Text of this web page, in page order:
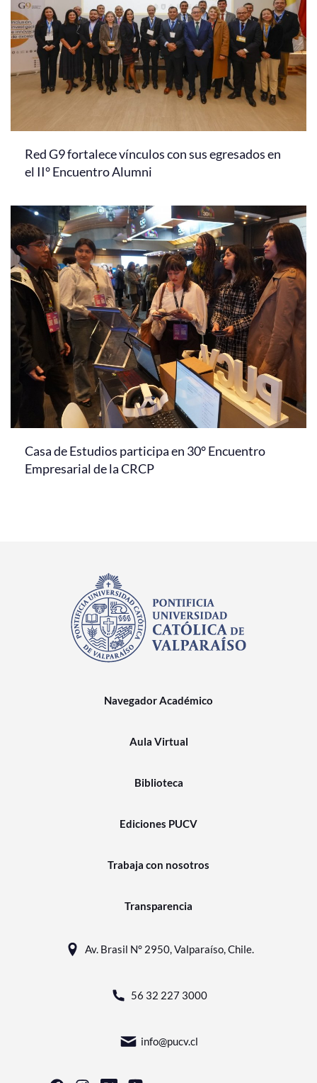
Red G9 fortalece vínculos con sus egresados en
el II° Encuentro Alumni
Casa de Estudios participa en 30° Encuentro
Empresarial de la CRCP
Navegador Académico
Aula Virtual
Biblioteca
Ediciones PUCV
Trabaja con nosotros
Transparencia
Av. Brasil N° 2950, Valparaíso, Chile.
56 32 227 3000
info@pucv.cl